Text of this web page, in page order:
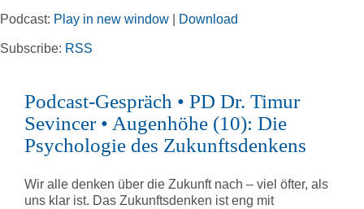
Rubriken
Podcast: Play in new window Download
Subscribe: RSS
Podcast-Gespräch • PD Dr. Timur
Sevincer • Augenhöhe (10): Die
Psychologie des Zukunftsdenkens
Wir alle denken über die Zukunft nach – viel öfter, als
uns klar ist. Das Zukunftsdenken ist eng mit